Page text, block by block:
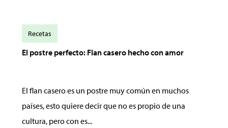
El postre perfecto: Flan casero hecho con amor
El flan casero es un postre muy común en muchos
países, esto quiere decir que no es propio de una
cultura, pero con es...
Recetas